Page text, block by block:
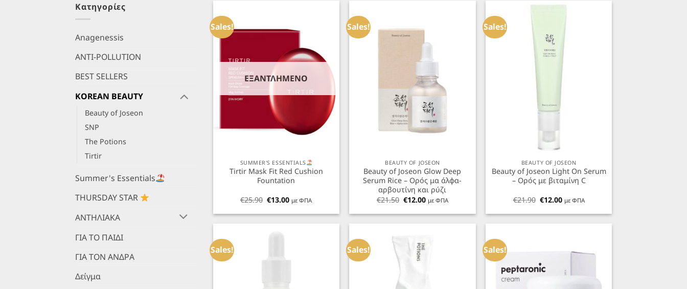
Κατηγορίες
Anagenessis
ANTI-POLLUTION
BEST SELLERS
KOREAN BEAUTY
Beauty of Joseon
SNP
The Potions
Tirtir
Summer's Essentials
THURSDAY STAR
ΑΝΤΗΛΙΑΚΑ
ΓΙΑ ΤΟ ΠΑΙΔΙ
ΓΙΑ ΤΟΝ ΑΝΔΡΑ
Δείγμα
Sales!
ΕΞΑΝΤΛΗΜΈΝΟ
SUMMER'S ESSENTIALS
Tirtir Mask Fit Red Cushion
Fountation
€25.90 Original
price
was:
€13.00Η
τρέχουσα
τιμή
με ΦΠΑ
Sales!
BEAUTY OF JOSEON
Beauty of Joseon Glow Deep
Serum Rice – Ορός μα άλφα-
αρβουτίνη και ρύζι
€21.50 Original
price
was:
€12.00Η
τρέχουσα
τιμή
με ΦΠΑ
Sales!
BEAUTY OF JOSEON
Beauty of Joseon Light On Serum
– Ορός με βιταμίνη C
€21.90 Original
price
was:
€12.00Η
τρέχουσα
τιμή
με ΦΠΑ
Sales! Sales! Sales!
Αγαπημένα